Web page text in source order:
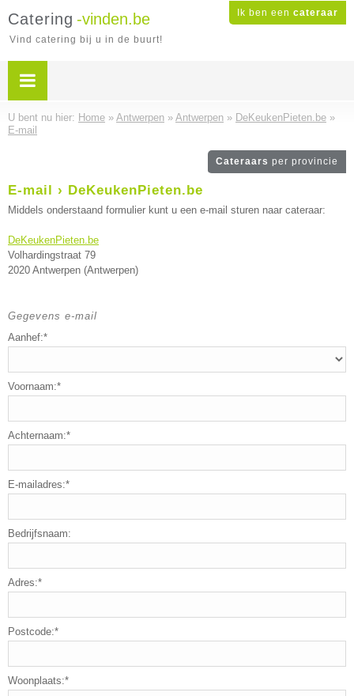
Ik ben een cateraar
Catering -vinden.be
Vind catering bij u in de buurt!
U bent nu hier: Home » Antwerpen » Antwerpen » DeKeukenPieten.be »
E-mail
Cateraars per provincie
E-mail › DeKeukenPieten.be
Middels onderstaand formulier kunt u een e-mail sturen naar cateraar:
DeKeukenPieten.be
Volhardingstraat 79
2020 Antwerpen (Antwerpen)
Gegevens e-mail
Aanhef:*
Voornaam:*
Achternaam:*
E-mailadres:*
Bedrijfsnaam:
Adres:*
Postcode:*
Woonplaats:*